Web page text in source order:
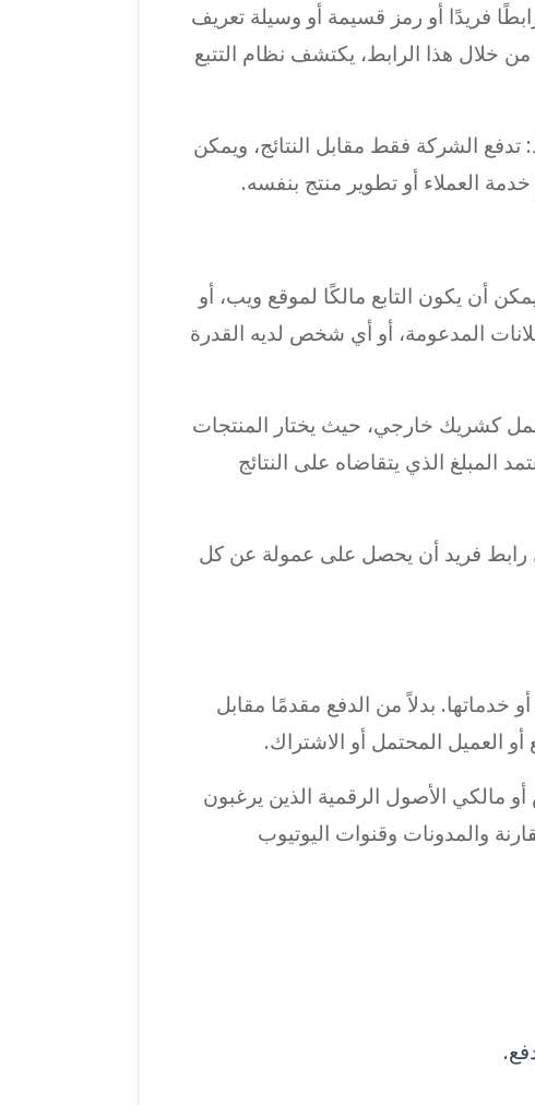
فريدًا أو رمز قسيمة أو وسيلة تعريف
خلال هذا الرابط، يكتشف نظام التتبع
الشركة فقط مقابل النتائج، ويمكن
العملاء أو تطوير منتج بنفسه.
أن يكون التابع مالكًا لموقع ويب، أو
المدعومة، أو أي شخص لديه القدرة
كشريك خارجي، حيث يختار المنتجات
المبلغ الذي يتقاضاه على النتائج
رابط فريد أن يحصل على عمولة عن كل
بدلاً من الدفع مقدمًا مقابل
العميل المحتمل أو الاشتراك.
مالكي الأصول الرقمية الذين يرغبون
والمدونات وقنوات اليوتيوب